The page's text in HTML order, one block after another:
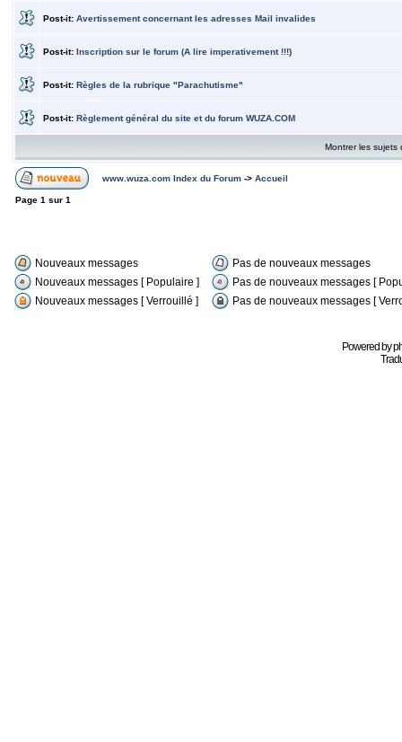
Post-it: Avertissement concernant les adresses Mail invalides
Post-it: Inscription sur le forum (A lire imperativement !!!)
Post-it: Règles de la rubrique "Parachutisme"
Post-it: Règlement général du site et du forum WUZA.COM
Montrer les sujets
www.wuza.com Index du Forum-> Accueil
Page 1 sur 1
Nouveaux messages
Pas de nouveaux messages
Nouveaux messages [ Populaire ]
Pas de nouveaux messages [
Nouveaux messages [ Verrouillé ]
Pas de nouveaux messages [
Powered by